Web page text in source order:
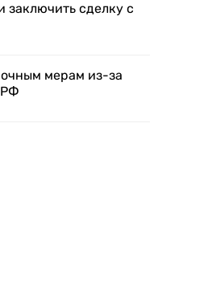
заключить сделку с
мерам из-за
РФ